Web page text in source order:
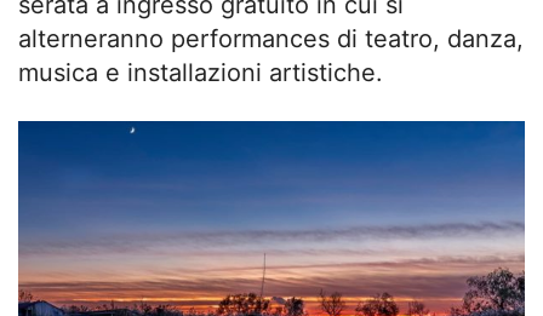
alterneranno performances di teatro, danza,
musica e installazioni artistiche.